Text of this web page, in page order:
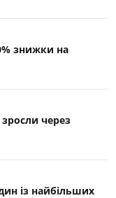
знижки на
зросли через
із найбільших